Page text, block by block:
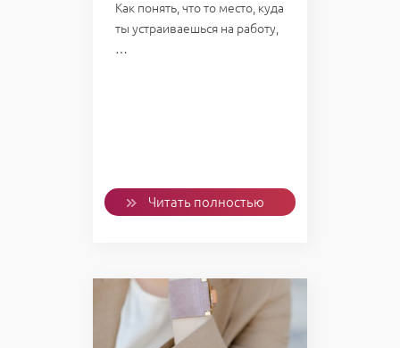
Как понять, что то место, куда
ты устраиваешься на работу,
…
Читать полностью